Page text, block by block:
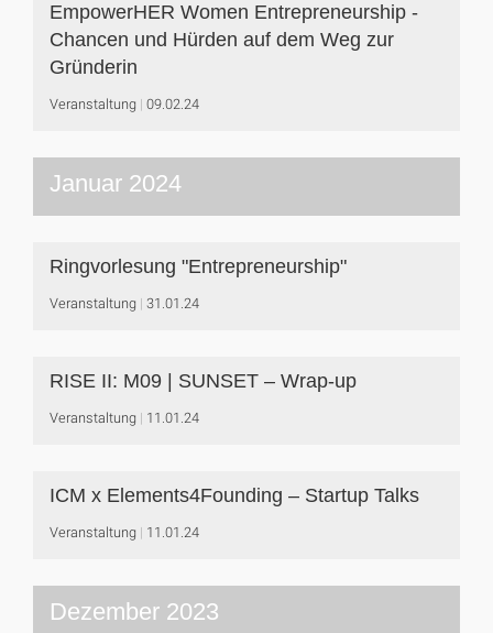
EmpowerHER Women Entrepreneurship -
Chancen und Hürden auf dem Weg zur
Gründerin
Veranstaltung 09.02.24
Januar 2024
Ringvorlesung "Entrepreneurship"
Veranstaltung 31.01.24
RISE II: M09 | SUNSET – Wrap-up
Veranstaltung 11.01.24
ICM x Elements4Founding – Startup Talks
Veranstaltung 11.01.24
Dezember 2023